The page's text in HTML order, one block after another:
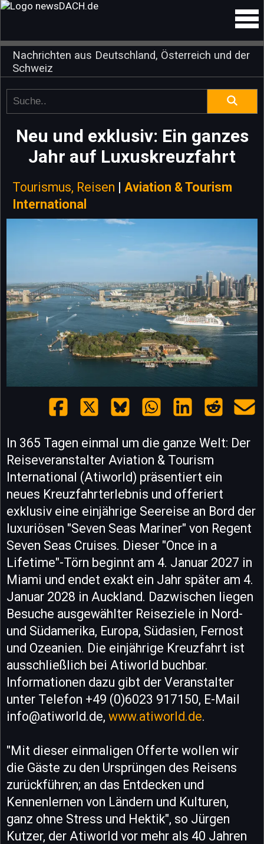
Nachrichten aus Deutschland, Österreich und der
Schweiz
Neu und exklusiv: Ein ganzes
Jahr auf Luxuskreuzfahrt
Tourismus, Reisen | Aviation & Tourism
International
In 365 Tagen einmal um die ganze Welt: Der
Reiseveranstalter Aviation & Tourism
International (Atiworld) präsentiert ein
neues Kreuzfahrterlebnis und offeriert
exklusiv eine einjährige Seereise an Bord der
luxuriösen "Seven Seas Mariner" von Regent
Seven Seas Cruises. Dieser "Once in a
Lifetime"-Törn beginnt am 4. Januar 2027 in
Miami und endet exakt ein Jahr später am 4.
Januar 2028 in Auckland. Dazwischen liegen
Besuche ausgewählter Reiseziele in Nord-
und Südamerika, Europa, Südasien, Fernost
und Ozeanien. Die einjährige Kreuzfahrt ist
ausschließlich bei Atiworld buchbar.
Informationen dazu gibt der Veranstalter
unter Telefon +49 (0)6023 917150, E-Mail
info@atiworld.de, www.atiworld.de.
"Mit dieser einmaligen Offerte wollen wir
die Gäste zu den Ursprüngen des Reisens
zurückführen; an das Entdecken und
Kennenlernen von Ländern und Kulturen,
ganz ohne Stress und Hektik", so Jürgen
Kutzer, der Atiworld vor mehr als 40 Jahren